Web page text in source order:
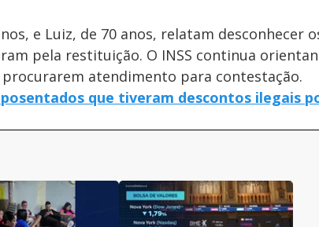
e Luiz, de 70 anos, relatam desconhecer
pela restituição. O INSS continua
atendimento para contestação.
que tiveram descontos ilegais